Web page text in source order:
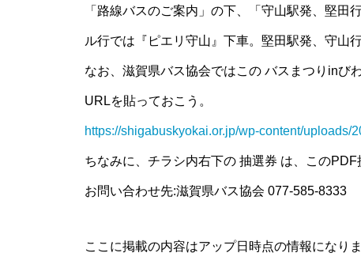
「路線バスのご案内」の下、「守山駅発、堅
ル行では『ピエリ守山』下車。堅田駅発、守山
なお、滋賀県バス協会ではこの バスまつりinび
URLを貼っておこう。
https://shigabuskyokai.or.jp/wp-content/uploads/
ちなみに、チラシ内右下の 抽選券 は、このPDF
お問い合わせ先:滋賀県バス協会 077-585-8333
ここに掲載の内容はアップ日時点の情報になり